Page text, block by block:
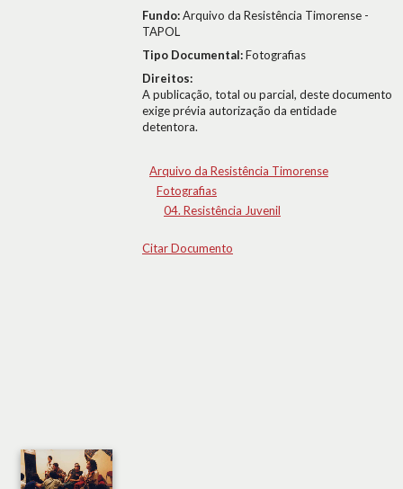
Fundo:Arquivo da Resistência Timorense -
TAPOL
Tipo Documental:Fotografias
Direitos:
A publicação, total ou parcial, deste documento
exige prévia autorização da entidade
detentora.
Arquivo da Resistência Timorense
Fotografias
04. Resistência Juvenil
Citar Documento